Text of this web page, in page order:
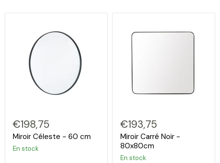
€198,75
Miroir Céleste - 60 cm
En stock
€193,75
Miroir Carré Noir -
80x80cm
En stock